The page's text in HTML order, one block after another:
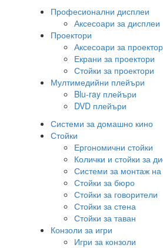
Професионални дисплеи
Аксесоари за дисплеи
Проектори
Аксесоари за
Екрани за проектори
Стойки за проектори
Мултимедийни плейъри
Blu-ray плейъри
DVD плейъри
Системи за домашно кино
Стойки
Ергономични стойки
Колички и стойки за
Системи за монтаж
Стойки за бюро
Стойки за говорители
Стойки за стена
Стойки за таван
Конзоли за игри
Игри за конзоли